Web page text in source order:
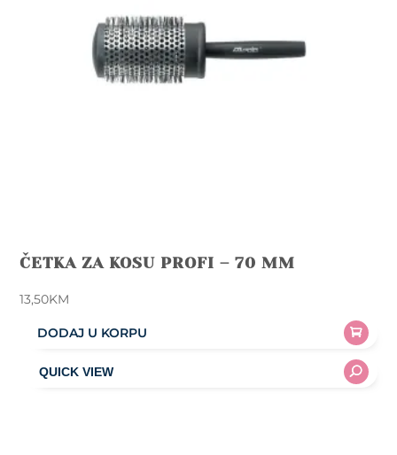
ČETKA ZA KOSU PROFI – 70 MM
13,50KM
DODAJ U KORPU